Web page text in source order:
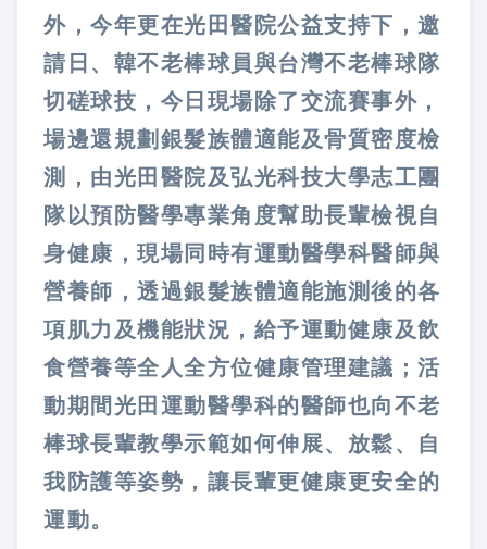
外，今年更在光田醫院公益支持下，邀
請日、韓不老棒球員與台灣不老棒球隊
切磋球技，今日現場除了交流賽事外，
場邊還規劃銀髮族體適能及骨質密度檢
測，由光田醫院及弘光科技大學志工團
隊以預防醫學專業角度幫助長輩檢視自
身健康，現場同時有運動醫學科醫師與
營養師，透過銀髮族體適能施測後的各
項肌力及機能狀況，給予運動健康及飲
食營養等全人全方位健康管理建議；活
動期間光田運動醫學科的醫師也向不老
棒球長輩教學示範如何伸展、放鬆、自
我防護等姿勢，讓長輩更健康更安全的
運動。